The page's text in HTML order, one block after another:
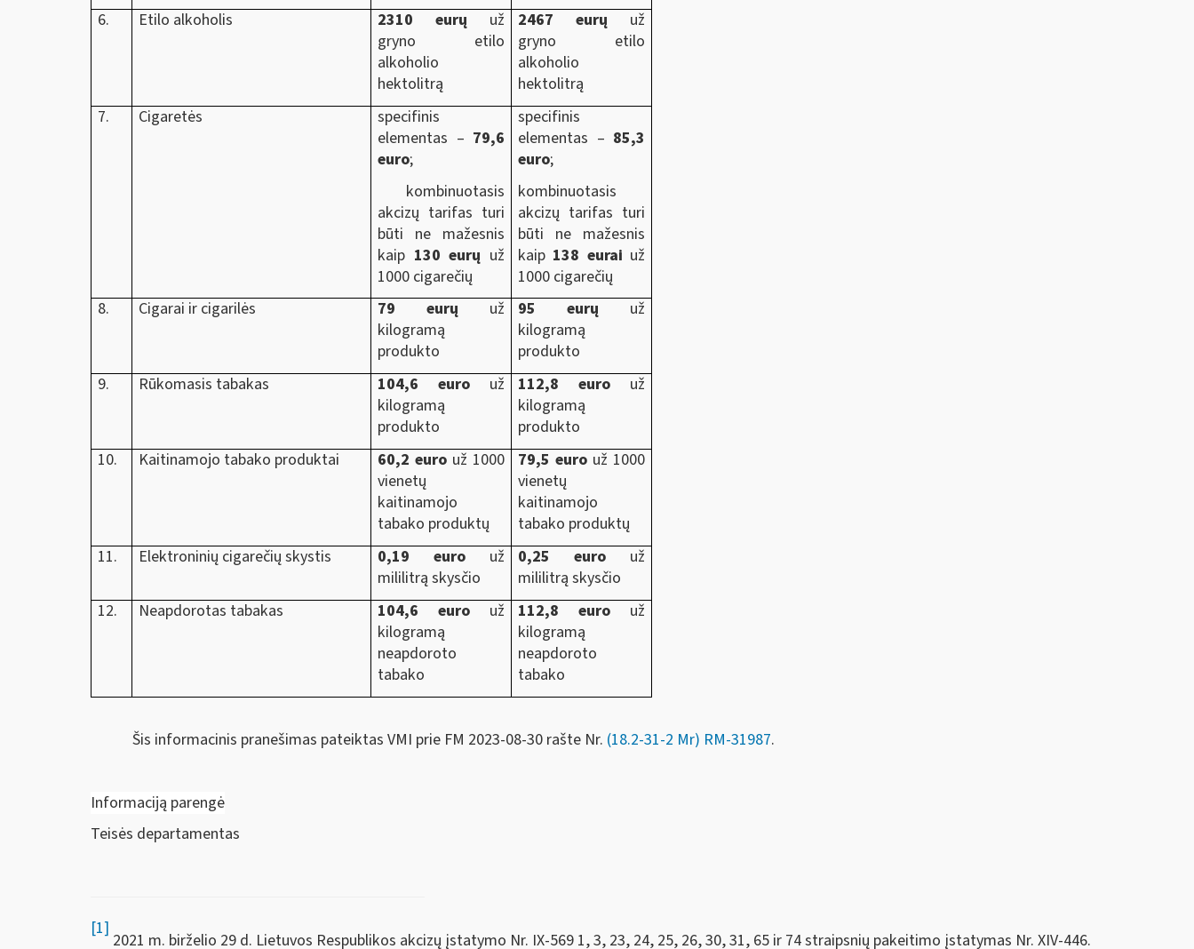
6. Etilo alkoholis 2310 eurų už
gryno etilo
alkoholio
hektolitrą
2467 eurų už
gryno etilo
alkoholio
hektolitrą
7.
Cigaretės
specifinis
elementas – 79,6
euro;
kombinuotasis
akcizų tarifas turi
būti ne mažesnis
kaip 130 eurų už
1000 cigarečių
specifinis
elementas – 85,3
euro;
kombinuotasis
akcizų tarifas turi
būti ne mažesnis
kaip 138 eurai už
1000 cigarečių
8.
Cigarai ir cigarilės 79 eurų už
kilogramą
produkto
95 eurų už
kilogramą
produkto
9.
Rūkomasis tabakas 104,6 euro už
kilogramą
produkto
112,8 euro už
kilogramą
produkto
10.
Kaitinamojo tabako produktai 60,2 euro už 1000
vienetų
kaitinamojo
tabako produktų
79,5 euro už 1000
vienetų
kaitinamojo
tabako produktų
11.
Elektroninių cigarečių skystis 0,19 euro už
mililitrą skysčio
0,25 euro už
mililitrą skysčio
12.
Neapdorotas tabakas 104,6 euro už
kilogramą
neapdoroto
tabako
112,8 euro už
kilogramą
neapdoroto
tabako
Šis informacinis pranešimas pateiktas VMI prie FM 2023-08-30 rašte Nr. (18.2-31-2 Mr) RM-31987.
Informaciją parengė
Teisės departamentas
[1]
2021 m. birželio 29 d. Lietuvos Respublikos akcizų įstatymo Nr. IX-569 1, 3, 23, 24, 25, 26, 30, 31, 65 ir 74 straipsnių pakeitimo įstatymas Nr. XIV-446.